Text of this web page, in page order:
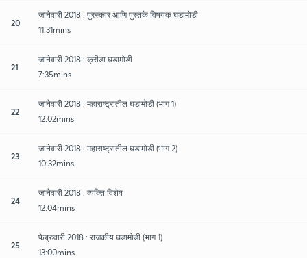
20
जानेवारी 2018 : पुरस्कार आणि पुस्तके विषयक घडामोडी
11:31mins
21
जानेवारी 2018 : क्रीडा घडामोडी
7:35mins
22
जानेवारी 2018 : महाराष्ट्रातील घडामोडी (भाग 1)
12:02mins
23
जानेवारी 2018 : महाराष्ट्रातील घडामोडी (भाग 2)
10:32mins
24
जानेवारी 2018 : व्यक्ति विशेष
12:04mins
25
फेब्रुवारी 2018 : राजकीय घडामोडी (भाग 1)
13:00mins